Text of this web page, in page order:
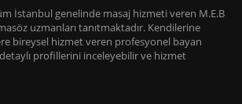
İstanbul genelinde masaj hizmeti veren M.E.B
uzmanları tanıtmaktadır. Kendilerine
bireysel hizmet veren profesyonel bayan
profillerini inceleyebilir ve hizmet